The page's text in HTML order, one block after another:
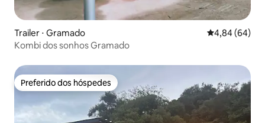
Trailer ⋅ Gramado 4,84 de uma
4,84 (64)
Kombi dos sonhos Gramado
Preferido dos hóspedes
Preferido dos hóspedes